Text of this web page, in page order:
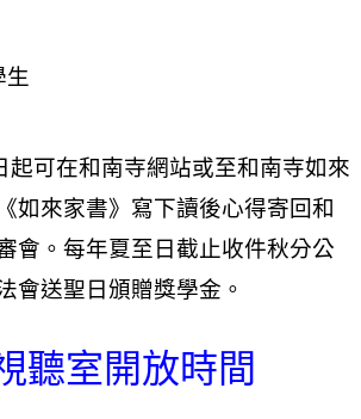
生
起可在和南寺網站或至和南寺如來
《如來家書》 寫下讀後心得寄回和
會。每年夏至日截止收件秋分公
會送聖日頒贈獎學金。
聽室開放時間